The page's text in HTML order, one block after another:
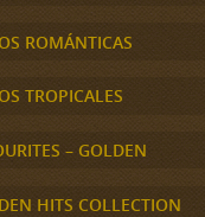
ROMÁNTICAS
TROPICALES
– GOLDEN
HITS COLLECTION